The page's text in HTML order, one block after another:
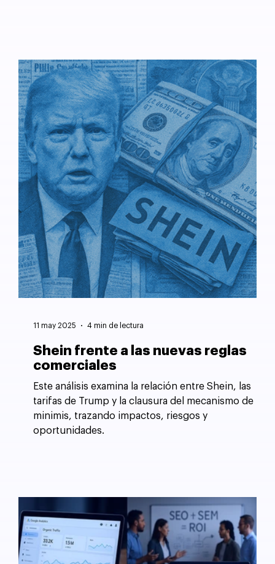
Shein frente a las nuevas reglas
comerciales
Este análisis examina la relación entre Shein, las
tarifas de Trump y la clausura del mecanismo de
minimis, trazando impactos, riesgos y
oportunidades.
11 may 2025 4 min de lectura